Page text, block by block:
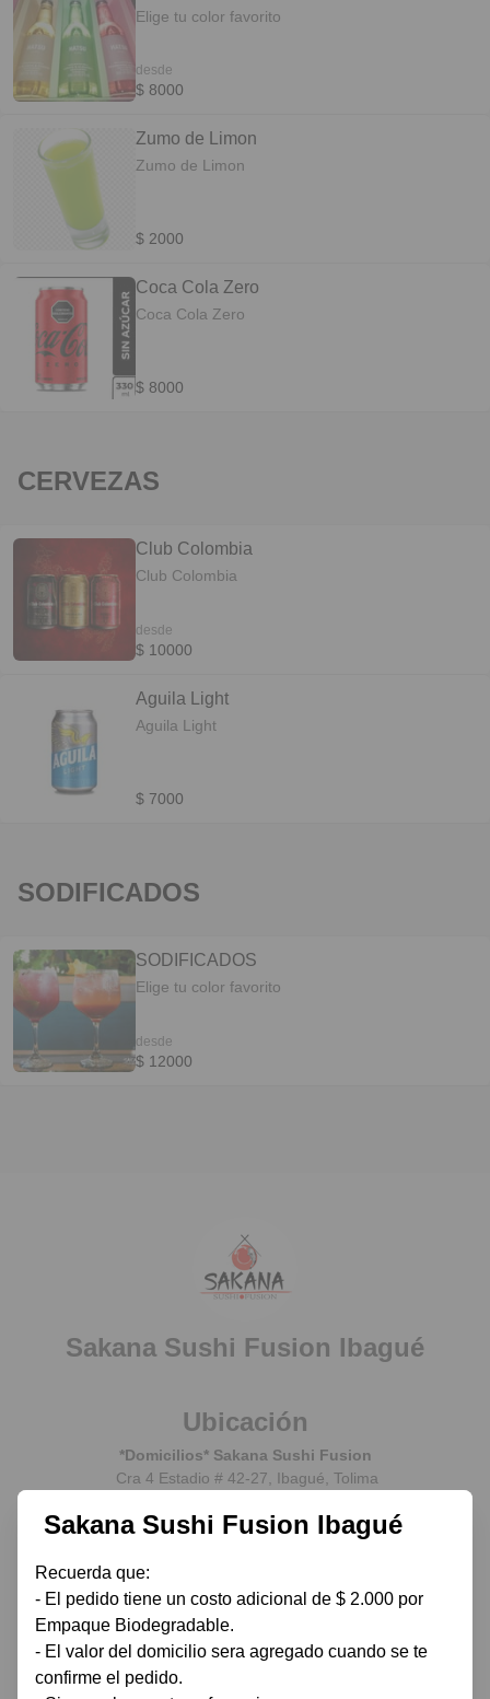
Elige tu color favorito
desde
$ 8000
Zumo de Limon
Zumo de Limon
$ 2000
Coca Cola Zero
Coca Cola Zero
$ 8000
CERVEZAS
Club Colombia
Club Colombia
desde
$ 10000
Aguila Light
Aguila Light
$ 7000
SODIFICADOS
SODIFICADOS
Elige tu color favorito
desde
$ 12000
Sakana Sushi Fusion Ibagué
Ubicación
*Domicilios* Sakana Sushi Fusion
Cra 4 Estadio # 42-27, Ibagué, Tolima
Redes y links
© 2026 Sakana Sushi Fusion Ibagué
Sakana Sushi Fusion Ibagué
Recuerda que:
- El pedido tiene un costo adicional de $ 2.000 por
Empaque Biodegradable.
- El valor del domicilio sera agregado cuando se te
confirme el pedido.